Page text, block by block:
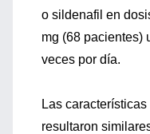
o sildenafil en
mg (68 pacientes)
veces por día.
Las
resultaron